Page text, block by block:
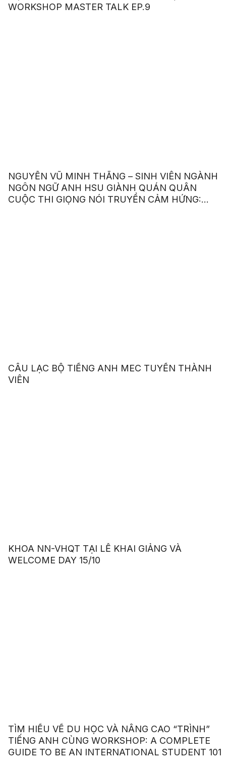
WORKSHOP MASTER TALK EP.9
NGUYỄN VŨ MINH THẮNG – SINH VIÊN NGÀNH
NGÔN NGỮ ANH HSU GIÀNH QUÁN QUÂN
CUỘC THI GIỌNG NÓI TRUYỀN CẢM HỨNG:
CÂU LẠC BỘ TIẾNG ANH MEC TUYỂN THÀNH
VIÊN
KHOA NN-VHQT TẠI LỄ KHAI GIẢNG VÀ
WELCOME DAY 15/10
TÌM HIỂU VỀ DU HỌC VÀ NÂNG CAO “TRÌNH”
TIẾNG ANH CÙNG WORKSHOP: A COMPLETE
GUIDE TO BE AN INTERNATIONAL STUDENT 101